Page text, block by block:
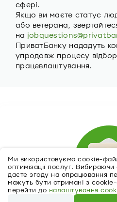
Ми використовуємо cookie-
оптимізації послуг.
даєте згоду на опрацювання
можуть бути отримані з
перейти до налаштування
сфері.
Якщо ви маєте статус
або ветерана,
на
ПриватБанку нададуть
упродовж процесу
працевлаштування.